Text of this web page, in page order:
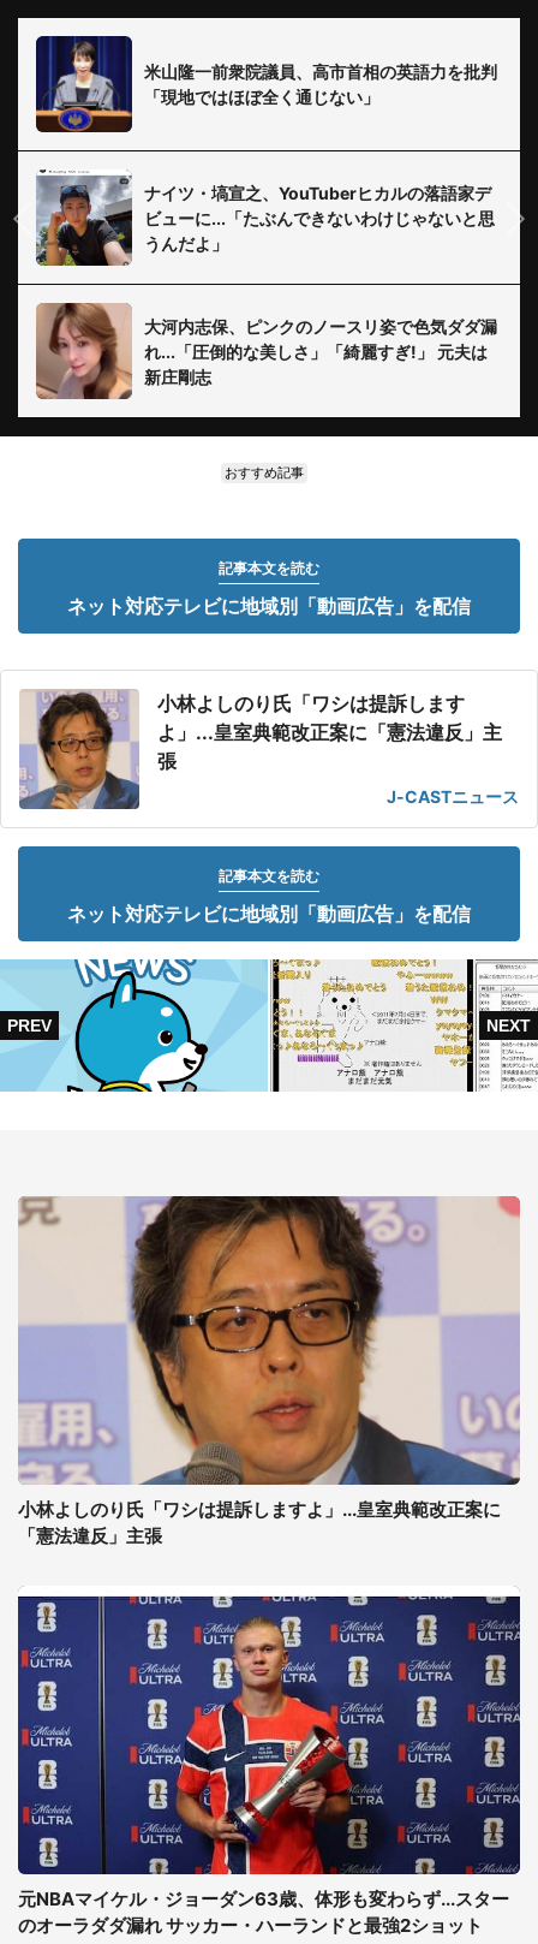
米山隆一前衆院議員、高市首相の英語力を批判
「現地ではほぼ全く通じない」
ナイツ・塙宣之、YouTuberヒカルの落語家デ
ビューに...「たぶんできないわけじゃないと思
うんだよ」
大河内志保、ピンクのノースリ姿で色気ダダ漏
れ...「圧倒的な美しさ」「綺麗すぎ!」 元夫は
新庄剛志
おすすめ記事
記事本文を読む
ネット対応テレビに地域別「動画広告」を配信
小林よしのり氏「ワシは提訴します
よ」...皇室典範改正案に「憲法違反」主
張
J-CASTニュース
記事本文を読む
ネット対応テレビに地域別「動画広告」を配信
小林よしのり氏「ワシは提訴しますよ」...皇室典範改正案に
「憲法違反」主張
元NBAマイケル・ジョーダン63歳、体形も変わらず...スター
のオーラダダ漏れ サッカー・ハーランドと最強2ショット